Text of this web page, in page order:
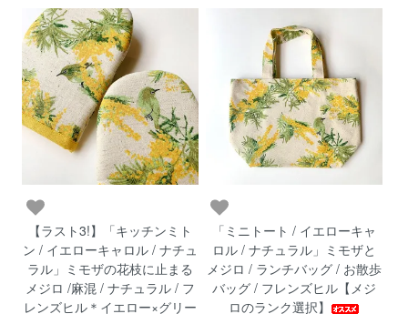
【ラスト3!】「キッチンミト
ン / イエローキャロル / ナチュ
ラル」ミモザの花枝に止まる
メジロ /麻混 / ナチュラル / フ
レンズヒル＊イエロー×グリー
「ミニトート / イエローキャ
ロル / ナチュラル」ミモザと
メジロ / ランチバッグ / お散歩
バッグ / フレンズヒル【メジ
ロのランク選択】